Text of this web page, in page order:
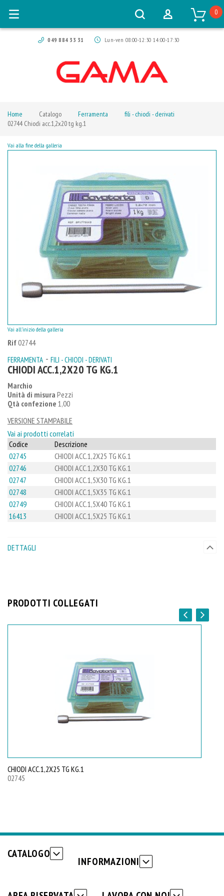
049 884 33 31 Lun-ven 08:00-12:30 14:00-17:30
0
Home Catalogo Ferramenta
fili - chiodi - derivati
02744 Chiodi acc.1,2x20 tg kg.1
Rif02744
FERRAMENTA - FILI - CHIODI - DERIVATI
CHIODI ACC.1,2X20 TG KG.1
Marchio
Unità di misura Pezzi
Qtà confezione 1,00
VERSIONE STAMPABILE
Vai ai prodotti correlati
Codice
Descrizione
02745
CHIODI ACC.1,2X25 TG KG.1
02746
CHIODI ACC.1,2X30 TG KG.1
02747
CHIODI ACC.1,5X30 TG KG.1
02748
CHIODI ACC.1,5X35 TG KG.1
02749
CHIODI ACC.1,5X40 TG KG.1
16413
CHIODI ACC.1,5X25 TG KG.1
Vai alla fine della galleria
Vai all'inizio della galleria
DETTAGLI
PRODOTTI COLLEGATI
CHIODI ACC.1,2X25 TG KG.1
02745
CATALOGO
INFORMAZIONI